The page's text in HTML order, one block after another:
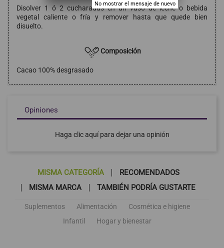
Disolver 1 ó 2 cucharadas en un vaso de leche o bebida
vegetal caliente o fría y remover hasta que quede bien
disuelto.
Composición
Cacao 100% desgrasado
Opiniones
Haga clic aquí para dejar una opinión
MISMA CATEGORÍA
RECOMENDADOS
MISMA MARCA
TAMBIÉN PODRÍA GUSTARTE
Suplementos Alimentación
Cosmética e higiene
Infantil
Hogar y bienestar
No mostrar el mensaje de nuevo